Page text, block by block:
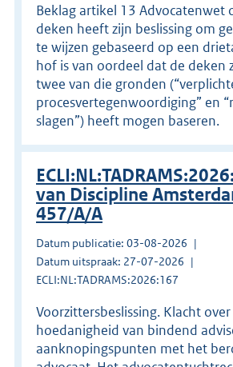
Beklag artikel 13 Advocatenwet
deken heeft zijn beslissing om
te wijzen gebaseerd op een
hof is van oordeel dat de deken
twee van die gronden
procesvertegenwoordiging” en
slagen”) heeft mogen baseren.
van Discipline
457/A/A
Datum publicatie: 03-08-2026
Datum uitspraak: 27-07-2026
ECLI:NL:TADRAMS:2026:167
Voorzittersbeslissing. Klacht
hoedanigheid van bindend
aanknopingspunten met het